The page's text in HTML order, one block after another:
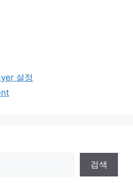
설정
검색